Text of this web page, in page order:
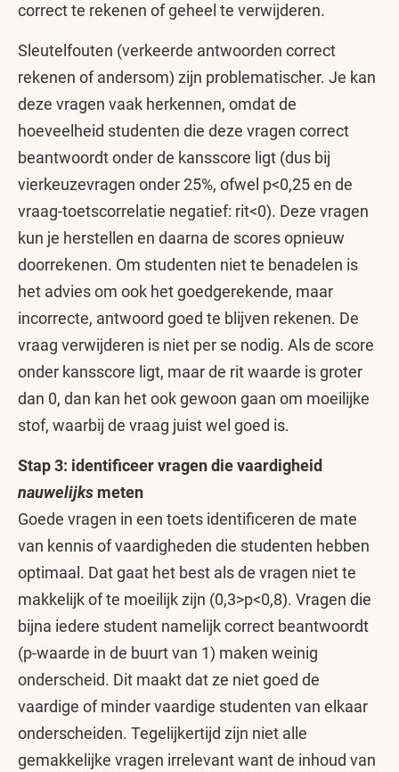
correct te rekenen of geheel te verwijderen.
Sleutelfouten (verkeerde antwoorden correct
rekenen of andersom) zijn problematischer. Je kan
deze vragen vaak herkennen, omdat de
hoeveelheid studenten die deze vragen correct
beantwoordt onder de kansscore ligt (dus bij
vierkeuzevragen onder 25%, ofwel p<0,25 en de
vraag-toetscorrelatie negatief: rit<0). Deze vragen
kun je herstellen en daarna de scores opnieuw
doorrekenen. Om studenten niet te benadelen is
het advies om ook het goedgerekende, maar
incorrecte, antwoord goed te blijven rekenen. De
vraag verwijderen is niet per se nodig. Als de score
onder kansscore ligt, maar de rit waarde is groter
dan 0, dan kan het ook gewoon gaan om moeilijke
stof, waarbij de vraag juist wel goed is.
Stap 3: identificeer vragen die vaardigheid
nauwelijks meten
Goede vragen in een toets identificeren de mate
van kennis of vaardigheden die studenten hebben
optimaal. Dat gaat het best als de vragen niet te
makkelijk of te moeilijk zijn (0,3>p<0,8). Vragen die
bijna iedere student namelijk correct beantwoordt
(p-waarde in de buurt van 1) maken weinig
onderscheid. Dit maakt dat ze niet goed de
vaardige of minder vaardige studenten van elkaar
onderscheiden. Tegelijkertijd zijn niet alle
gemakkelijke vragen irrelevant want de inhoud van